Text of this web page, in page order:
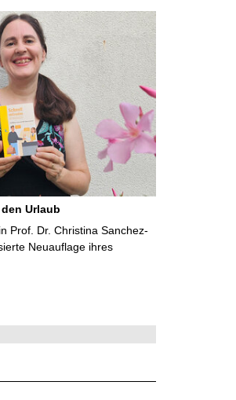
Urlaub
Prof. Dr. Christina Sanchez-
Neuauflage ihres